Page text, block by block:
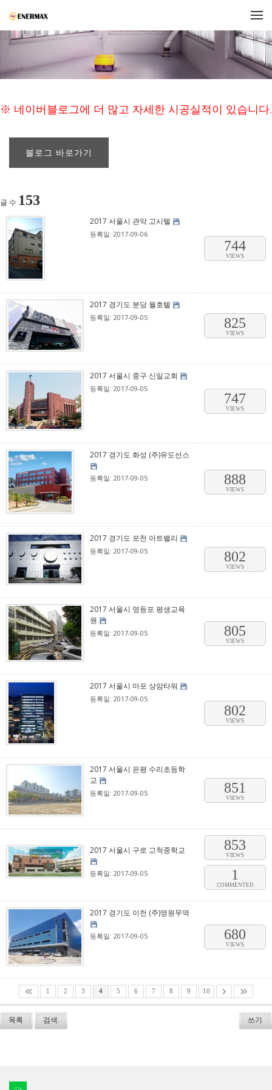
※ 네이버블로그에 더 많고 자세한 시공실적이 있습니다.
블로그 바로가기
글 수 153
2017 서울시 관악 고시텔
등록일: 2017-09-06
744
VIEWS
2017 경기도 분당 월호텔
등록일: 2017-09-05 825
VIEWS
2017 서울시 중구 신일교회
등록일: 2017-09-05
747
VIEWS
2017 경기도 화성 (주)유도선스
등록일: 2017-09-05 888
VIEWS
2017 경기도 포천 아트밸리
등록일: 2017-09-05 802
VIEWS
2017 서울시 영등포 평생교육
원
등록일: 2017-09-05 805
VIEWS
2017 서울시 마포 상암타워
등록일: 2017-09-05
802
VIEWS
2017 서울시 은평 수리초등학
교
등록일: 2017-09-05 851
VIEWS
2017 서울시 구로 고척중학교
등록일: 2017-09-05
853
VIEWS
1
COMMENTED
2017 경기도 이천 (주)영원무역
등록일: 2017-09-05 680
VIEWS
1 2 3 4 5 6 7 8 9 10
목록 검색 쓰기